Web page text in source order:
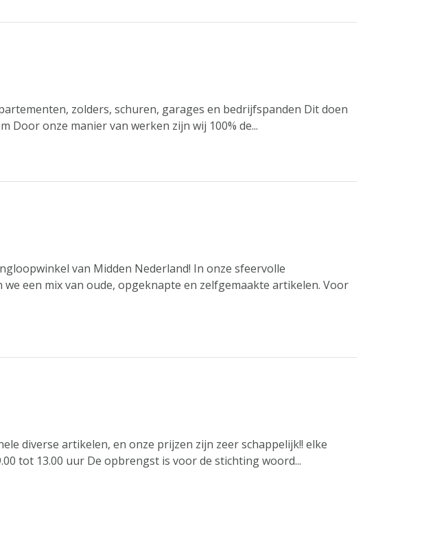
zolders, schuren, garages en bedrijfspanden Dit doen
Door onze manier van werken zijn wij 100% de...
van Midden Nederland! In onze sfeervolle
een mix van oude, opgeknapte en zelfgemaakte artikelen. Voor
diverse artikelen, en onze prijzen zijn zeer schappelijk!! elke
tot 13.00 uur De opbrengst is voor de stichting woord...